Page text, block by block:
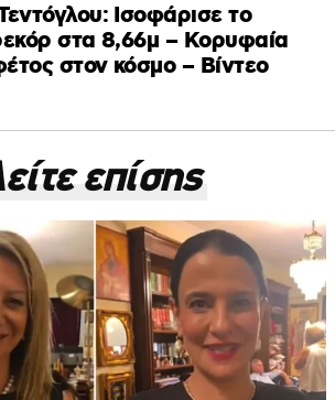
Ισοφάρισε το
στα 8,66μ – Κορυφαία
στον κόσμο – Βίντεο
επίσης